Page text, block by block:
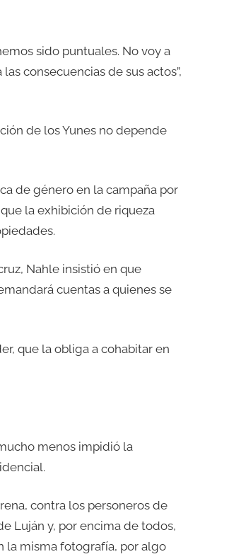
sido puntuales. No voy a
consecuencias de sus actos”,
de los Yunes no depende
de género en la campaña por
la exhibición de riqueza
Nahle insistió en que
cuentas a quienes se
que la obliga a cohabitar en
menos impidió la
contra los personeros de
Luján y, por encima de todos,
la misma fotografía, por algo